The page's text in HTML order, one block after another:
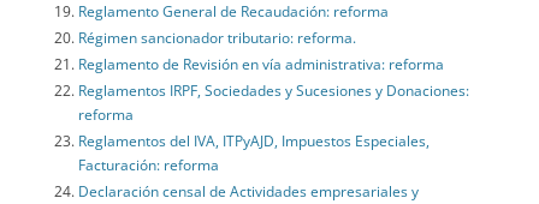
Reglamento General de Recaudación: reforma
Régimen sancionador tributario: reforma.
Reglamento de Revisión en vía administrativa: reforma
Reglamentos IRPF, Sociedades y Sucesiones y Donaciones:
reforma
Reglamentos del IVA, ITPyAJD, Impuestos Especiales,
Facturación: reforma
Declaración censal de Actividades empresariales y